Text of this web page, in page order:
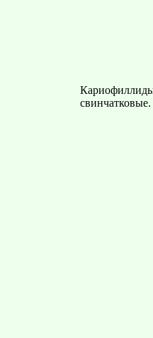
свинчатковые.